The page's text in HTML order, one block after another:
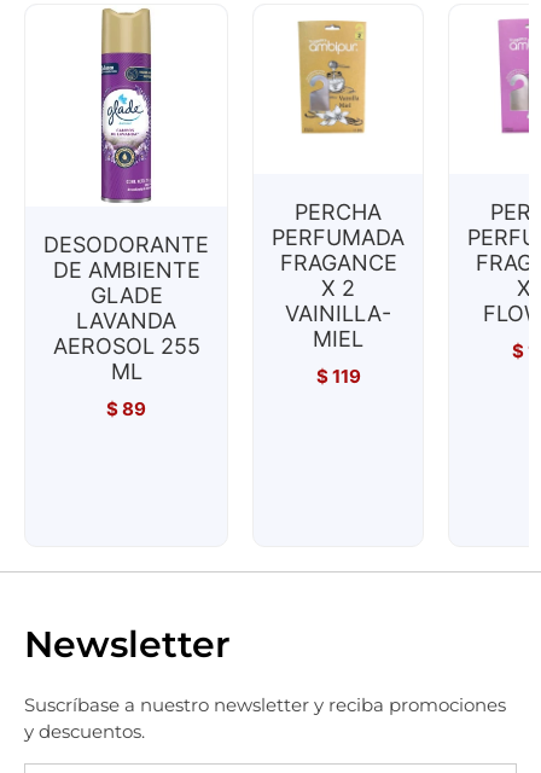
DESODORANTE
DE AMBIENTE
GLADE
LAVANDA
AEROSOL 255
ML
$89
PERCHA
PERFUMADA
FRAGANCE
X 2
VAINILLA-
MIEL
$119
X
$
Newsletter
Suscríbase a nuestro newsletter y reciba promociones
y descuentos.